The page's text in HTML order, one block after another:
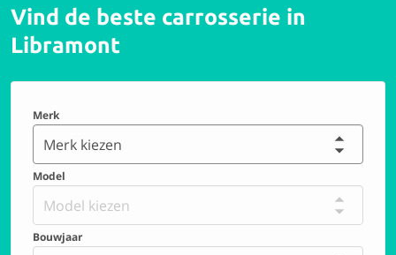
Vind de beste carrosserie in
Libramont
Merk
Merk kiezen
Model
Model kiezen
Bouwjaar